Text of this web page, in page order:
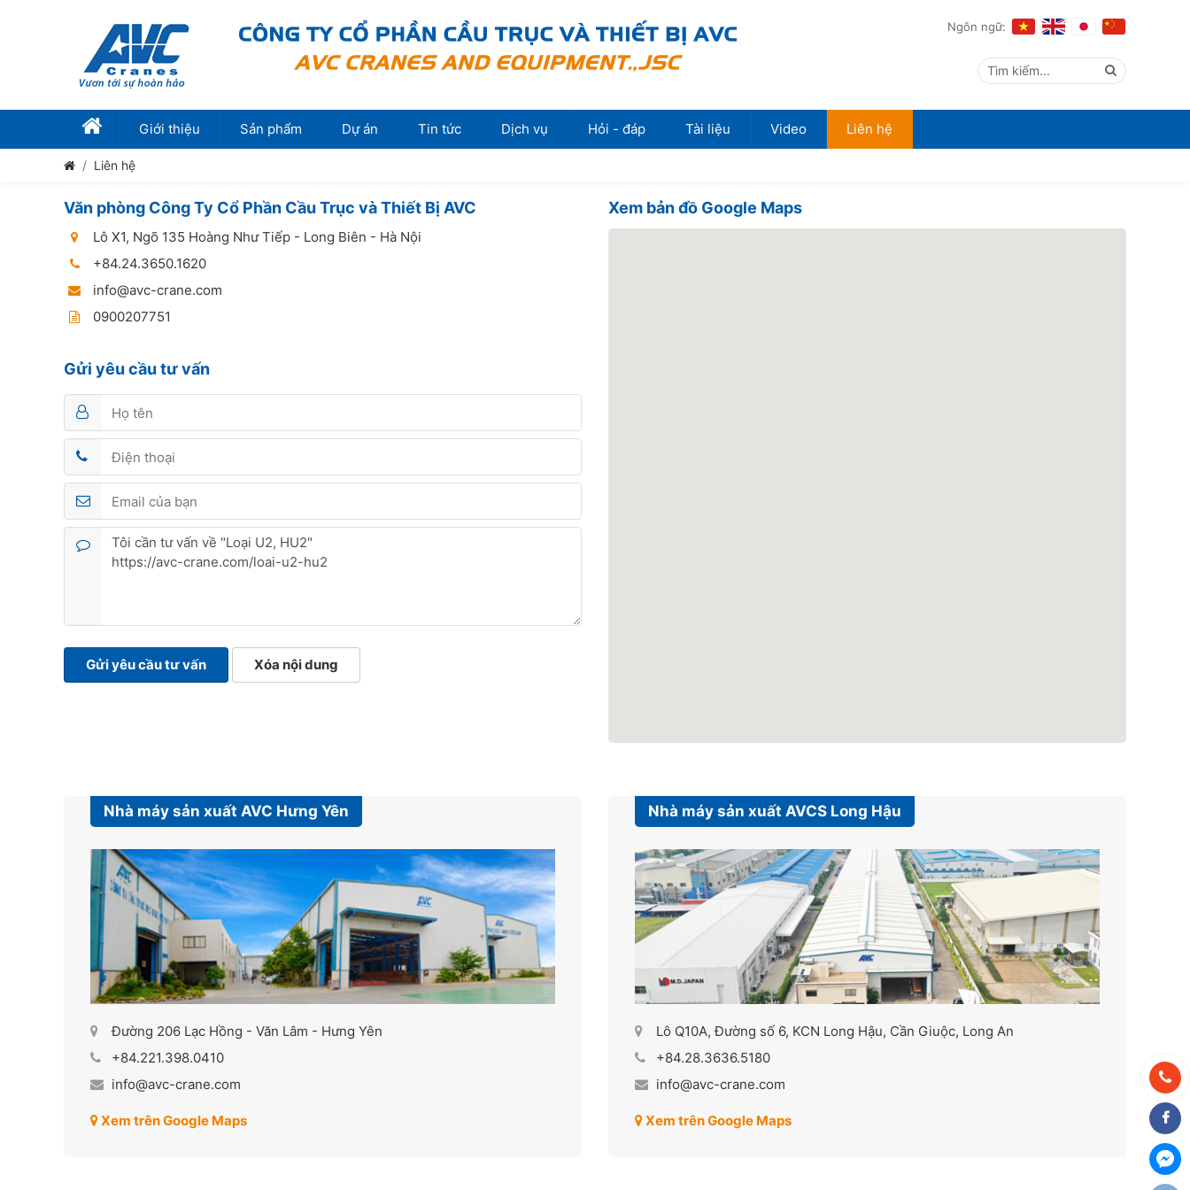
Tìm kiếm...
Ngôn ngữ:
Giới thiệu Sản phẩm Dự án Tin tức Dịch vụ Hỏi - đáp Tài liệu Video Liên hệ
Liên hệ
Văn phòng Công Ty Cổ Phần Cầu Trục và Thiết Bị AVC
Lô X1, Ngõ 135 Hoàng Như Tiếp - Long Biên - Hà Nội
+84.24.3650.1620
info@avc-crane.com
0900207751
Gửi yêu cầu tư vấn
Gửi yêu cầu tư vấn Xóa nội dung
Xem bản đồ Google Maps
Nhà máy sản xuất AVC Hưng Yên
Đường 206 Lạc Hồng - Văn Lâm - Hưng Yên
+84.221.398.0410
info@avc-crane.com
Xem trên Google Maps
Nhà máy sản xuất AVCS Long Hậu
Lô Q10A, Đường số 6, KCN Long Hậu, Cần Giuộc, Long An
+84.28.3636.5180
info@avc-crane.com
Xem trên Google Maps